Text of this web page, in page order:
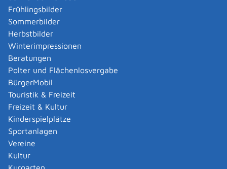
Frühlingsbilder
Sommerbilder
Herbstbilder
Winterimpressionen
Beratungen
Polter und Flächenlosvergabe
BürgerMobil
Touristik & Freizeit
Freizeit & Kultur
Kinderspielplätze
Sportanlagen
Vereine
Kultur
Apotheker oder Apothekerin
Psychologischer Psychotherapeut oder
Psychologische Psychotherapeutin
Kinder- und Jugendlichenpsychotherapeut oder
Kinder- und Jugendlichenpsychotherapeutin
Psychotherapeutin oder Psychotherapeut
persönliche Zuverlässigkeit
gesundheitliche Eignung
ausreichende Kenntnisse der deutschen Sprache:
mindestens Niveau B2 des gemeinsamen
europäischen Referenzrahmens für Sprachen und
Fachsprachkenntnisse mindestens Niveau C1,
bestätigt durch eine Prüfung der jeweiligen